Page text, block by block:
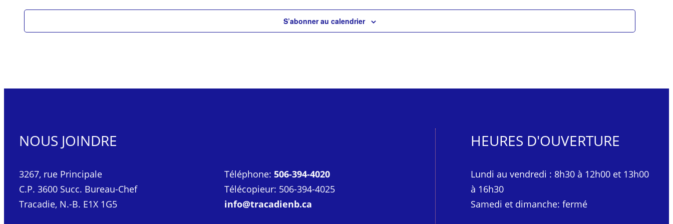
S’abonner au calendrier
NOUS JOINDRE
3267, rue Principale
C.P. 3600 Succ. Bureau-Chef
Tracadie, N.-B. E1X 1G5
Téléphone:506-394-4020
Télécopieur: 506-394-4025
info@tracadienb.ca
HEURES D'OUVERTURE
Lundi au vendredi : 8h30 à 12h00 et 13h00
à 16h30
Samedi et dimanche: fermé